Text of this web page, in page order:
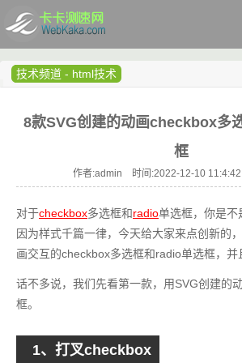
技术频道 - html技术
8款SVG创建的动画checkbox多
框
作者:admin 时间:2022-12-10
对于checkbox多选框和radio单选框，你是不
因为样式千篇一律，今天给大家来点创新的
画交互的checkbox多选框和radio单选框，并
话不多说，我们先看第一款，用SVG创建的
框。
1、打叉checkbox